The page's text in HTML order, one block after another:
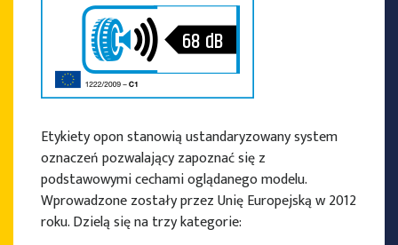
68dB
Etykiety opon stanowią ustandaryzowany system
oznaczeń pozwalający zapoznać się z
podstawowymi cechami oglądanego modelu.
Wprowadzone zostały przez Unię Europejską w 2012
roku. Dzielą się na trzy kategorie: